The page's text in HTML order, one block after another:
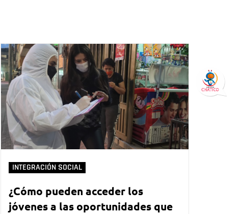
INTEGRACIÓN SOCIAL
¿Cómo pueden acceder los
jóvenes a las oportunidades que